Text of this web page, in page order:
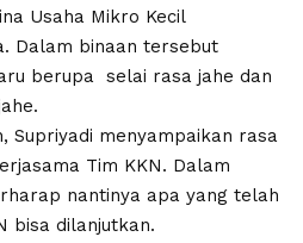
Usaha Mikro Kecil
Dalam binaan tersebut
berupa selai rasa jahe dan
Supriyadi menyampaikan rasa
Tim KKN. Dalam
nantinya apa yang telah
bisa dilanjutkan.